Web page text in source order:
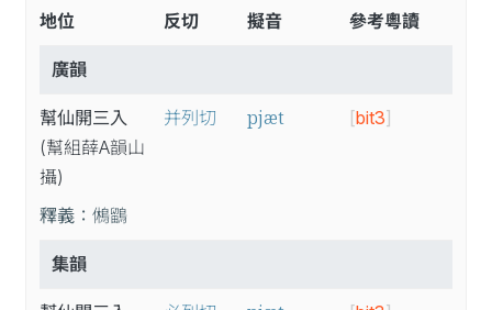
地位 反切 擬音 參考粵讀
廣韻
幫仙開三入
(幫組薛A韻山
攝)
并列切 pjæt [bit3]
釋義： 鵂鶹
集韻